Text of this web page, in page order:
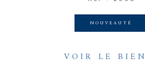
NOUVEAUTÉ
VOIR LE BIEN